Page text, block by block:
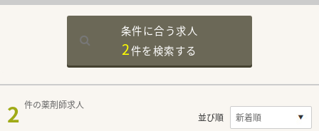
条件に合う求人
2件を検索する
2 件の薬剤師求人
並び順